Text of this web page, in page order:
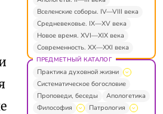
Вселенские соборы. IV—VIII века
Средневековье. IX—XV века
Новое время. XVI—XIX века
Современность. XX—XXI века
ПРЕДМЕТНЫЙ КАТАЛОГ
Практика духовной жизни
Систематическое богословие
Проповеди, беседы
Апологетика
Философия
Патрология